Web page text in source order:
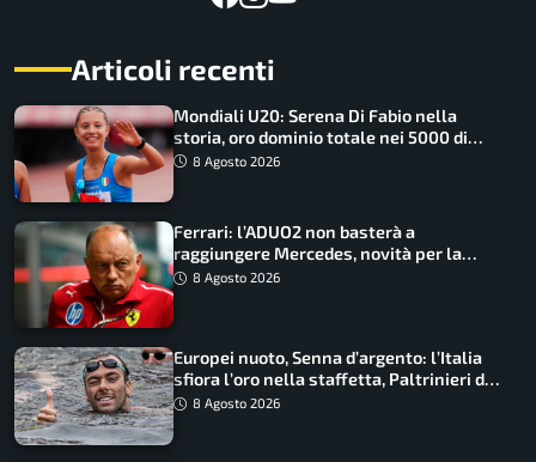
Articoli recenti
Mondiali U20: Serena Di Fabio nella
storia, oro dominio totale nei 5000 di
marcia
8 Agosto 2026
Ferrari: l’ADUO2 non basterà a
raggiungere Mercedes, novità per la
Macarena
8 Agosto 2026
Europei nuoto, Senna d’argento: l’Italia
sfiora l’oro nella staffetta, Paltrinieri da
urlo, il bilancio azzurro
8 Agosto 2026